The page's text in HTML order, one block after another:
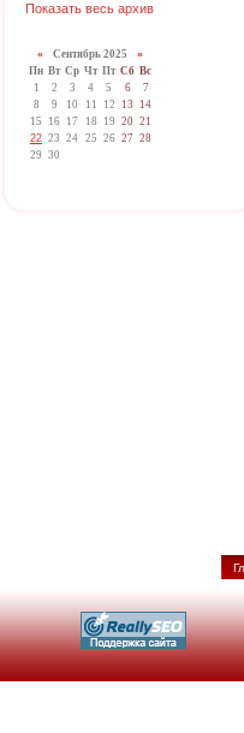
Показать весь архив
« Сентябрь 2025 »
Пн Вт Ср Чт Пт Сб Вс
1
2 3 4 5 6
7
8
9 10 11 12 13
14
15
16 17 18 19 20 21
22 23 24 25 26 27 28
29 30